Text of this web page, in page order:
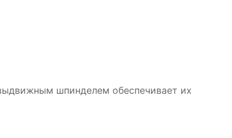
шпинделем обеспечивает их